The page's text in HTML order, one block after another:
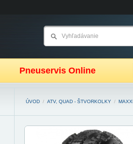
Pneuservis Online
ÚVOD / ATV, QUAD - ŠTVORKOLKY /